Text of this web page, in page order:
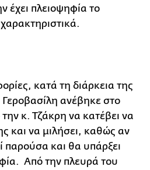
έχει πλειοψηφία το
κατά τη διάρκεια της
ανέβηκε στο
κ. Τζάκρη να κατέβει να
και να μιλήσει, καθώς αν
παρούσα και θα υπάρξει
Από την πλευρά του